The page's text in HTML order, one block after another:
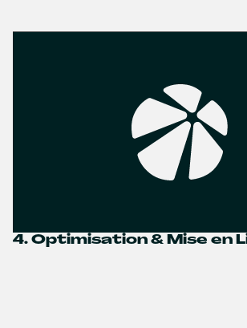
4. Optimisation & Mise en